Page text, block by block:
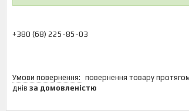
+380 (68) 225-85-03
повернення товару
днів за домовленістю